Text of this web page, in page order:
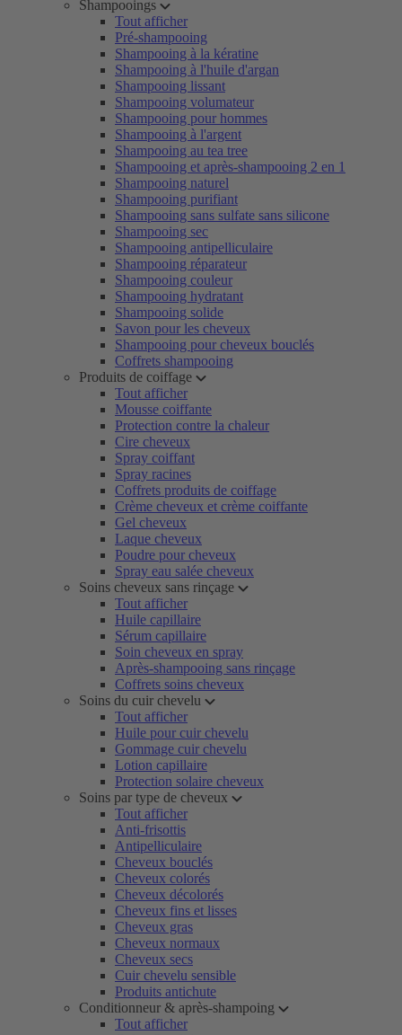
Shampooings
Tout afficher
Pré-shampooing
Shampooing à la kératine
Shampooing à l'huile d'argan
Shampooing lissant
Shampooing volumateur
Shampooing pour hommes
Shampooing à l'argent
Shampooing au tea tree
Shampooing et après-shampooing 2 en 1
Shampooing naturel
Shampooing purifiant
Shampooing sans sulfate sans silicone
Shampooing sec
Shampooing antipelliculaire
Shampooing réparateur
Shampooing couleur
Shampooing hydratant
Shampooing solide
Savon pour les cheveux
Shampooing pour cheveux bouclés
Coffrets shampooing
Produits de coiffage
Tout afficher
Mousse coiffante
Protection contre la chaleur
Cire cheveux
Spray coiffant
Spray racines
Coffrets produits de coiffage
Crème cheveux et crème coiffante
Gel cheveux
Laque cheveux
Poudre pour cheveux
Spray eau salée cheveux
Soins cheveux sans rinçage
Tout afficher
Huile capillaire
Sérum capillaire
Soin cheveux en spray
Après-shampooing sans rinçage
Coffrets soins cheveux
Soins du cuir chevelu
Tout afficher
Huile pour cuir chevelu
Gommage cuir chevelu
Lotion capillaire
Protection solaire cheveux
Soins par type de cheveux
Tout afficher
Anti-frisottis
Antipelliculaire
Cheveux bouclés
Cheveux colorés
Cheveux décolorés
Cheveux fins et lisses
Cheveux gras
Cheveux normaux
Cheveux secs
Cuir chevelu sensible
Produits antichute
Conditionneur & après-shampoing
Tout afficher